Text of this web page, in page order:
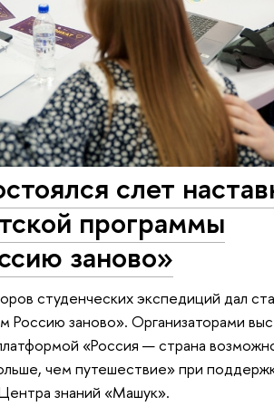
слет
программы
заново»
студенческих экспедиций дал
Россию заново». Организаторами
«Россия — страна
чем путешествие» при
знаний «Машук».